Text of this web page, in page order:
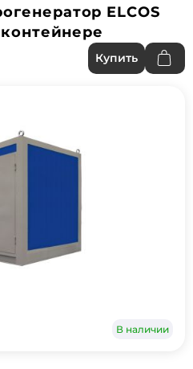
ELCOS
контейнере
Купить
В наличии